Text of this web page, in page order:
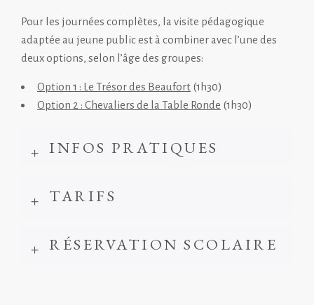
Pour les journées complètes, la visite pédagogique
adaptée au jeune public est à combiner avec l’une des
deux options, selon l’âge des groupes:
Option 1 : Le Trésor des Beaufort (1h30)
Option 2 : Chevaliers de la Table Ronde (1h30)
INFOS PRATIQUES
TARIFS
RÉSERVATION SCOLAIRE